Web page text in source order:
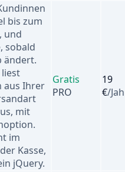
bis zum
und
sobald
ändert.
aus Ihrer
mit
im
Kasse,
jQuery.
Gratis
PRO
19
€/